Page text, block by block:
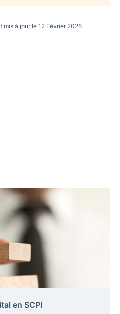
mis à jour le 12 Février 2025
en SCPI